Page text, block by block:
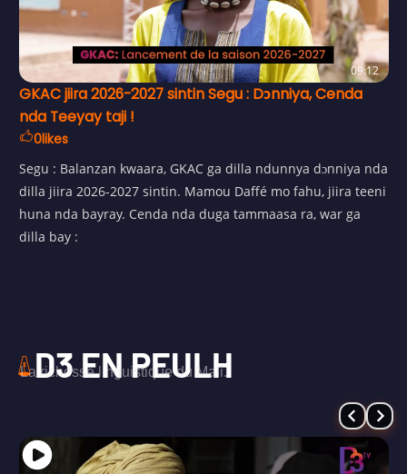
09:12
GKAC jiira 2026-2027 sintin Segu : Dɔnniya, Cenda
nda Teeyay taji !
0likes
Segu : Balanzan kwaara, GKAC ga dilla ndunnya dɔnniya nda
dilla jiira 2026-2027 sintin. Mamou Daffé mo fahu, jiira teeni
huna nda bayray. Cenda nda duga tammaasa ra, war ga
dilla bay :
D3 EN PEULH
La richesse linguistique du Mali.